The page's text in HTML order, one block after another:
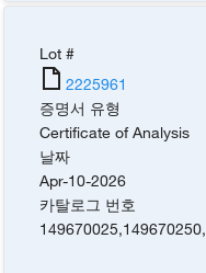
Lot #
2225961
증명서 유형
Certificate of Analysis
날짜
Apr-10-2026
카탈로그 번호
149670025,149670250,